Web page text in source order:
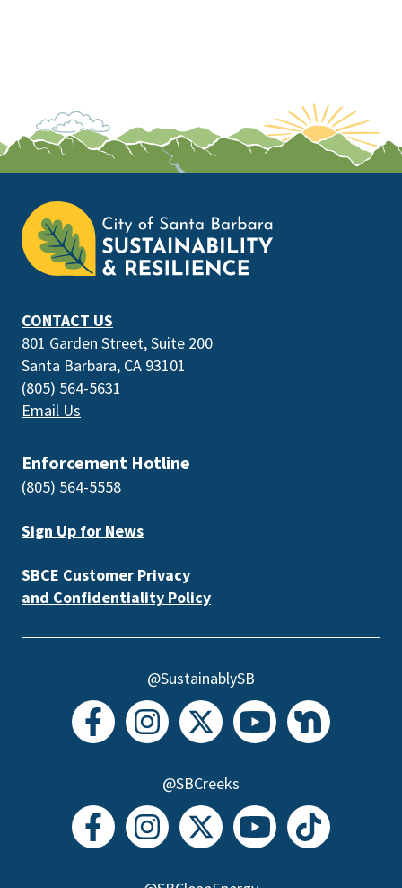
the
prefooter
CONTACT US
801 Garden Street, Suite 200
Santa Barbara, CA 93101
(805) 564-5631
Email Us
Enforcement Hotline
(805) 564-5558
Sign Up for News
SBCE Customer Privacy
and Confidentiality Policy
@SustainablySB
@SBCreeks